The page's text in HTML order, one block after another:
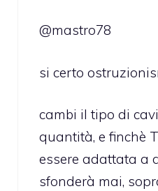
@mastro78
si certo
cambi il tipo di
quantità, e finchè
essere adattata a
sfonderà mai,